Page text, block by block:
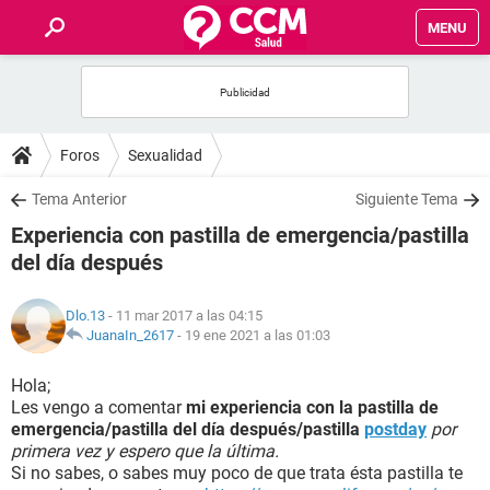
MENU
FOROS
SALUD
FAMILIA
NUTRICIÓN
SEXUALIDAD
GLOSARIO
Foros Sexualidad
Tema Anterior Siguiente Tema
Experiencia con pastilla de emergencia/pastilla
del día después
Dlo.13 - 11 mar 2017 a las 04:15
JuanaIn_2617 - 19 ene 2021 a las 01:03
Hola;
Les vengo a comentarmi experiencia con la pastilla de
emergencia/pastilla del día después/pastilla postday por
primera vez y espero que la última.
Si no sabes, o sabes muy poco de que trata ésta pastilla te